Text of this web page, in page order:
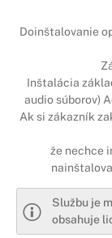
Doinštalovanie
Inštalácia
audio súborov)
Ak si zákazník
že nechce
Službu je
obsahuje